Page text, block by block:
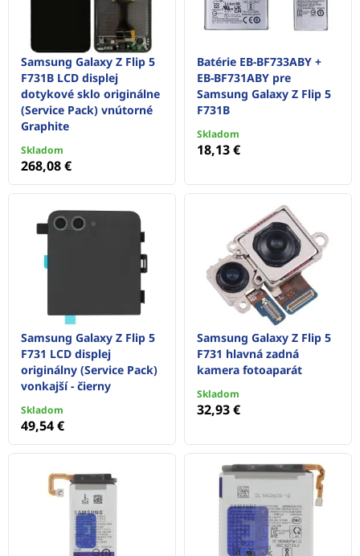
Samsung Galaxy Z Flip 5
F731B LCD displej
dotykové sklo originálne
(Service Pack) vnútorné
Graphite
Skladom
268,08 €
Batérie EB-BF733ABY +
EB-BF731ABY pre
Samsung Galaxy Z Flip 5
F731B
Skladom
18,13 €
Samsung Galaxy Z Flip 5
F731 LCD displej
originálny (Service Pack)
vonkajší - čierny
Skladom
49,54 €
Samsung Galaxy Z Flip 5
F731 hlavná zadná
kamera fotoaparát
Skladom
32,93 €